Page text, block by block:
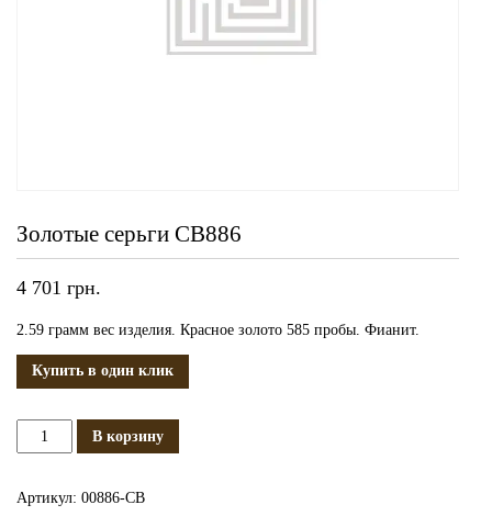
Золотые серьги СВ886
4 701 грн.
2.59 грамм вес изделия. Красное золото 585 пробы. Фианит.
Купить в один клик
КоличествоВ корзину
Артикул: 00886-СВ